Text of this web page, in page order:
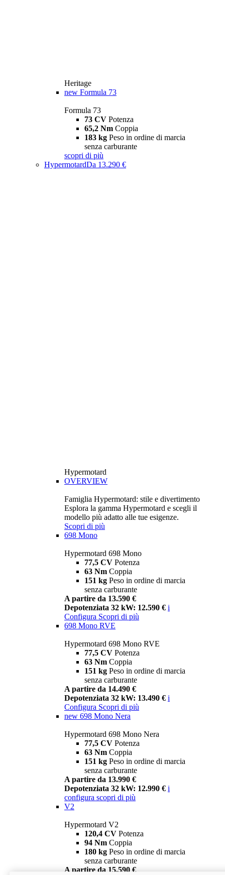
Heritage
new Formula 73
Formula 73
73 CV Potenza
65,2 Nm Coppia
183 kg Peso in ordine di marcia
senza carburante
scopri di più
HypermotardDa 13.290 €
Hypermotard
OVERVIEW
Famiglia Hypermotard: stile e divertimento
Esplora la gamma Hypermotard e scegli il
modello più adatto alle tue esigenze.
Scopri di più
698 Mono
Hypermotard 698 Mono
77,5 CV Potenza
63 Nm Coppia
151 kg Peso in ordine di marcia
senza carburante
A partire da 13.590 €
Depotenziata 32 kW: 12.590 € i
Configura Scopri di più
698 Mono RVE
Hypermotard 698 Mono RVE
77,5 CV Potenza
63 Nm Coppia
151 kg Peso in ordine di marcia
senza carburante
A partire da 14.490 €
Depotenziata 32 kW: 13.490 € i
Configura Scopri di più
new 698 Mono Nera
Hypermotard 698 Mono Nera
77,5 CV Potenza
63 Nm Coppia
151 kg Peso in ordine di marcia
senza carburante
A partire da 13.990 €
Depotenziata 32 kW: 12.990 € i
configura scopri di più
V2
Hypermotard V2
120,4 CV Potenza
94 Nm Coppia
180 kg Peso in ordine di marcia
senza carburante
A partire da 15.590 €